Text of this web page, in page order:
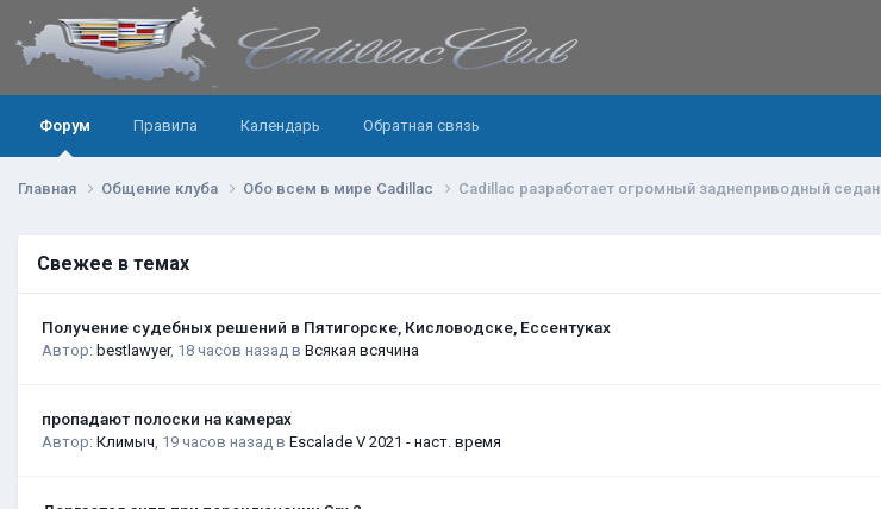
Форум Правила Календарь Обратная связь
Главная Общение клуба Обо всем в мире Cadillac Cadillac разработает огромный заднеприводный седан.
Свежее в темах
Получение судебных решений в Пятигорске, Кисловодске, Ессентуках
Автор: bestlawyer, 18 часов назад в Всякая всячина
пропадают полоски на камерах
Автор: Климыч 19 часов назад в Escalade V 2021 - наст. время